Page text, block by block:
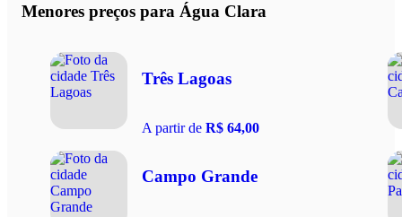
Menores preços para Água Clara
Três Lagoas
A partir de R$ 64,00
Campo Grande